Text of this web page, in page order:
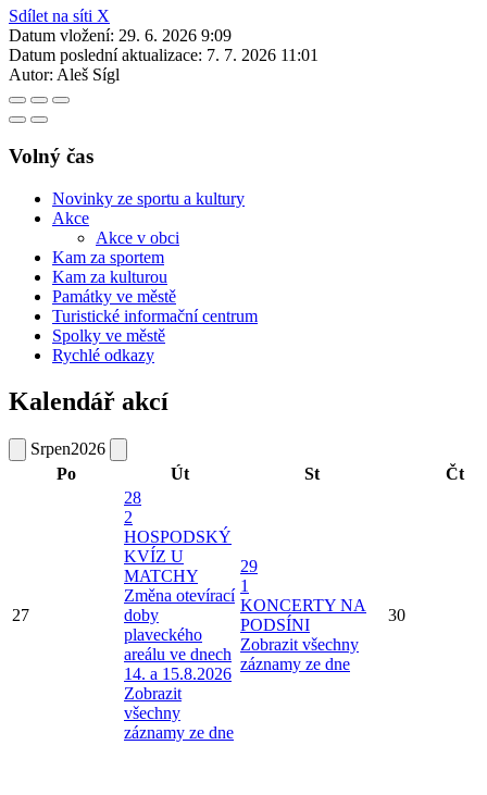
Sdílet na síti X
Datum vložení: 29. 6. 2026 9:09
Datum poslední aktualizace: 7. 7. 2026 11:01
Autor: Aleš Sígl
Volný čas
Novinky ze sportu a kultury
Akce
Akce v obci
Kam za sportem
Kam za kulturou
Památky ve městě
Turistické informační centrum
Spolky ve městě
Rychlé odkazy
Kalendář akcí
Srpen2026
Po
Út St Čt
27
28
2
HOSPODSKÝ
KVÍZ U
MATCHY
Změna otevírací
doby
plaveckého
areálu ve dnech
14. a 15.8.2026
Zobrazit
všechny
záznamy ze dne
29
1
KONCERTY NA
PODSÍNI
Zobrazit všechny
záznamy ze dne
30